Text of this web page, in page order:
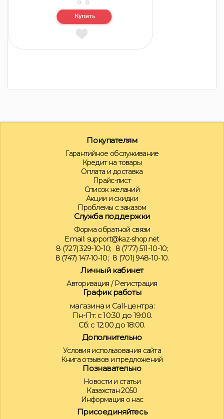
Покупателям
Гарантийное обслуживание
Кредит на товары
Оплата и доставка
Прайс-лист
Список желаний
Акции и скидки
Проблемы с заказом
Служба поддержки
Форма обратной связи
Email: support@kaz-shop.net
8 (727) 329-10-10; 8 (777) 511-10-10;
8 (747) 147-10-10; 8 (701) 948-10-10.
Личный кабинет
Авторизация /Регистрация
График работы
магазина и Call-центра:
Пн-Пт: с 10:30 до 19:00.
Сб: с 12:00 до 18:00.
Дополнительно
Условия использования сайта
Книга отзывов и предложений
Познавательно
Новости и статьи
Казахстан 2050
Информация о нас
Присоединяйтесь